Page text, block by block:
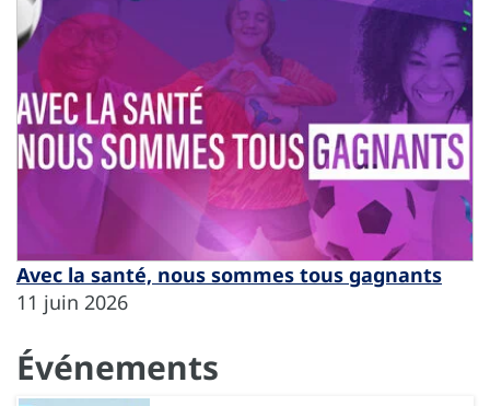
Avec la santé, nous sommes tous gagnants
11 juin 2026
Événements